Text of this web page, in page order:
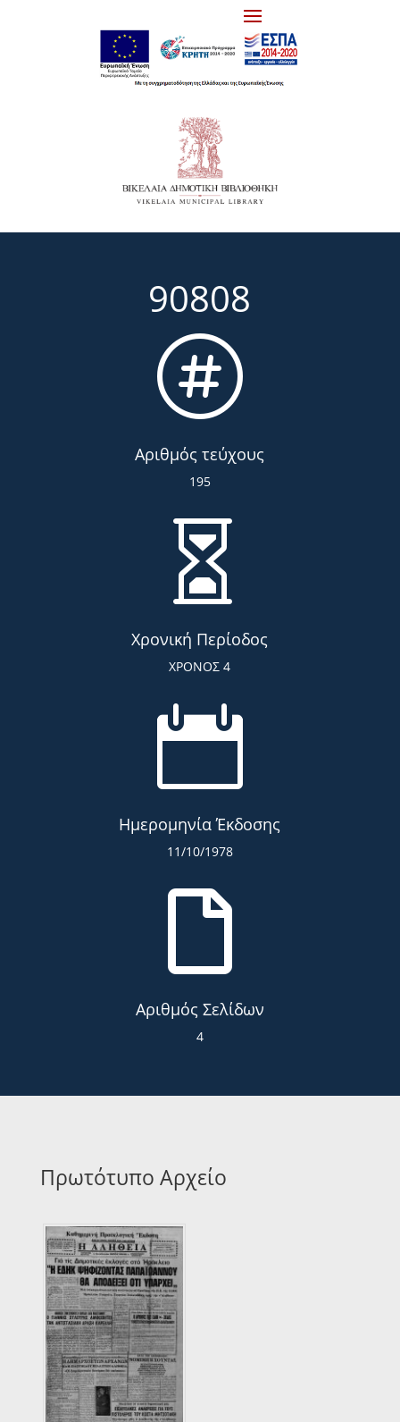
90808

Αριθμός τεύχους
195

Χρονική Περίοδος
ΧΡΟΝΟΣ 4

Ημερομηνία Έκδοσης
11/10/1978

Αριθμός Σελίδων
4
Πρωτότυπο Αρχείο